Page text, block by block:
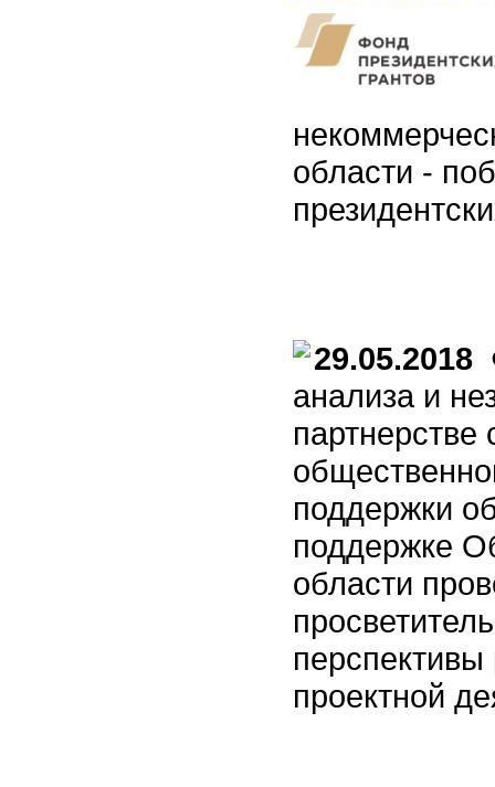
области -
29.05.2018
анализа и
партнерстве
поддержки
поддержке
области
перспективы
проектной